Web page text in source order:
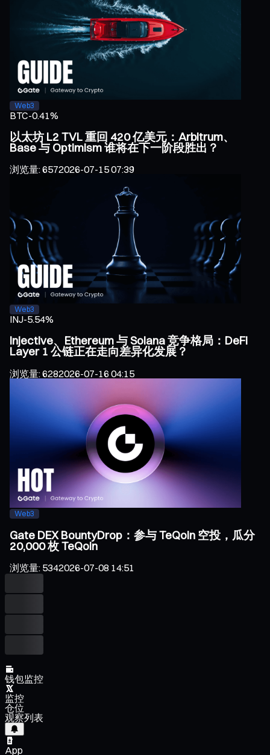
Web3
BTC-0.41%
以太坊 L2 TVL 重回 420 亿美元：Arbitrum、
Base 与 Optimism 谁将在下一阶段胜出？
浏览量:6572026-07-15 07:39
Web3
INJ-5.54%
Injective、Ethereum 与 Solana 竞争格局：DeFi
Layer 1 公链正在走向差异化发展？
浏览量:6282026-07-16 04:15
Web3
Gate DEX BountyDrop：参与 TeQoin 空投，瓜分
20,000 枚 TeQoin
浏览量: 5342026-07-08 14:51
钱包监控
监控
仓位
观察列表
App